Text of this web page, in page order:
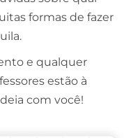
formas de fazer
e qualquer
estão à
com você!